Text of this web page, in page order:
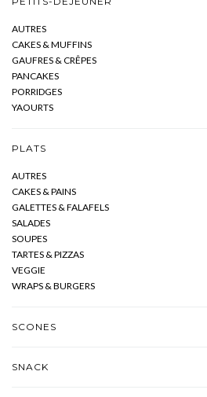
AUTRES
CAKES & MUFFINS
GAUFRES & CRÊPES
PANCAKES
PORRIDGES
YAOURTS
PLATS
AUTRES
CAKES & PAINS
GALETTES & FALAFELS
SALADES
SOUPES
TARTES & PIZZAS
VEGGIE
WRAPS & BURGERS
SCONES
SNACK